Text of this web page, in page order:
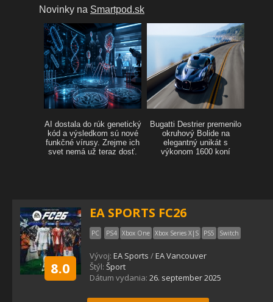
8.0
EA SPORTS FC26
PC PS4 Xbox One Xbox Series X|S PS5 Switch
Vývoj: EA Sports /EA Vancouver
Štýl: Šport
Dátum vydania: 26. september 2025